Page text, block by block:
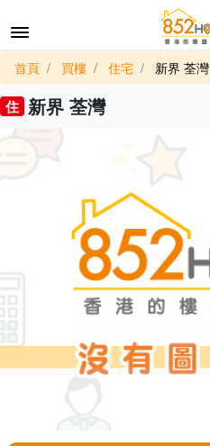
首頁 買樓 住宅 新界 荃灣
住 新界 荃灣